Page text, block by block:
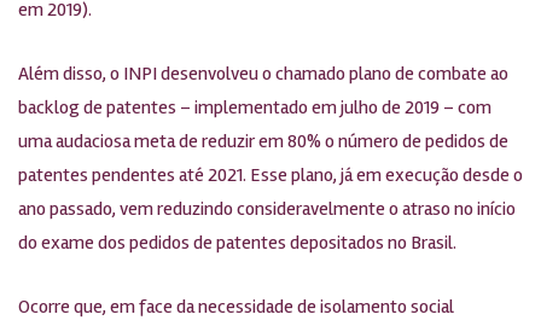
em 2019).
Além disso, o INPI desenvolveu o chamado plano de combate ao
backlog de patentes – implementado em julho de 2019 – com
uma audaciosa meta de reduzir em 80% o número de pedidos de
patentes pendentes até 2021. Esse plano, já em execução desde o
ano passado, vem reduzindo consideravelmente o atraso no início
do exame dos pedidos de patentes depositados no Brasil.
Ocorre que, em face da necessidade de isolamento social